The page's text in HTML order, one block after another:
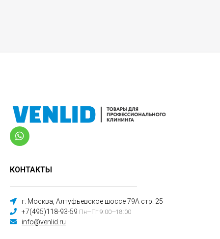
КОНТАКТЫ
г. Москва, Алтуфьевское шоссе 79А стр. 25
+7(495)118-93-59 Пн—Пт 9:00—18:00
info@venlid.ru